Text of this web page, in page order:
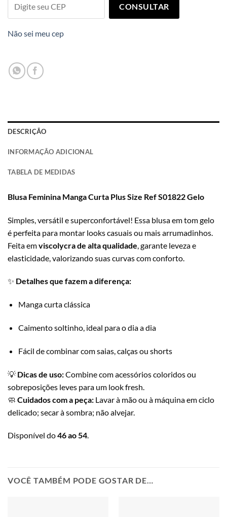
CONSULTAR
Não sei meu cep
DESCRIÇÃO
INFORMAÇÃO ADICIONAL
TABELA DE MEDIDAS
Blusa Feminina Manga Curta Plus Size Ref S01822 Gelo
Simples, versátil e superconfortável! Essa blusa em tom gelo
é perfeita para montar looks casuais ou mais arrumadinhos.
Feita emviscolycra de alta qualidade , garante leveza e
elasticidade, valorizando suas curvas com conforto.
✨ Detalhes que fazem a diferença:
Manga curta clássica
Caimento soltinho, ideal para o dia a dia
Fácil de combinar com saias, calças ou shorts
💡 Dicas de uso:Combine com acessórios coloridos ou
sobreposições leves para um look fresh.
🧼 Cuidados com a peça: Lavar à mão ou à máquina em ciclo
delicado; secar à sombra; não alvejar.
Disponível do46 ao 54.
VOCÊ TAMBÉM PODE GOSTAR DE…